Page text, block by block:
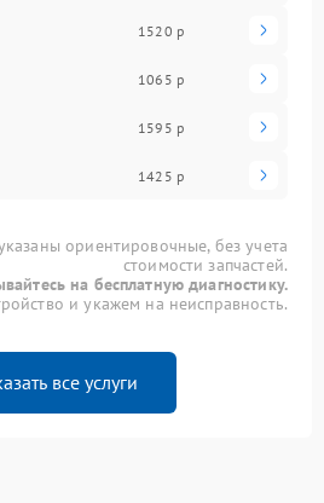
1520 р
1065 р
1595 р
1425 р
ориентировочные, без учета
стоимости запчастей.
на бесплатную диагностику.
и укажем на неисправность.
все услуги